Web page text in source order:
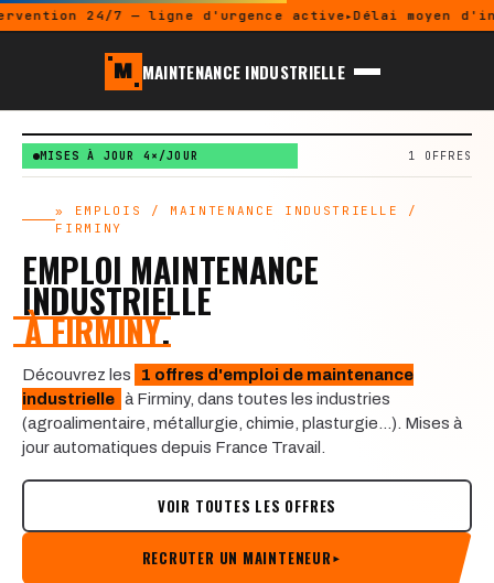
24/7 — ligne d'urgence active Délai moyen
M MAINTENANCE INDUSTRIELLE
MISES À JOUR 4×/JOUR 1 OFFRES
» EMPLOIS / MAINTENANCE INDUSTRIELLE /
FIRMINY
EMPLOI MAINTENANCE
INDUSTRIELLE
À FIRMINY.
Découvrez les
1 offres d'emploi de maintenance
industrielle à Firminy, dans toutes les industries
(agroalimentaire, métallurgie, chimie, plasturgie…). Mises à
jour automatiques depuis France Travail.
VOIR TOUTES LES OFFRES
RECRUTER UN MAINTENEUR▸